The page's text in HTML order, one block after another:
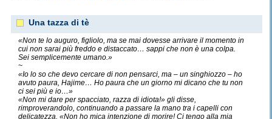
Una tazza di tè
«Non te lo auguro, figliolo, ma se mai dovesse arrivare il momento in
cui non sarai più freddo e distaccato… sappi che non è una colpa.
Sei semplicemente umano.»
~
«Io lo so che devo cercare di non pensarci, ma – un singhiozzo – ho
avuto paura, Hajime… Ho paura che un giorno mi dicano che tu non
ci sei più e io…»
«Non mi dare per spacciato, razza di idiota!» gli disse,
rimproverandolo, continuando a passare la mano tra i capelli con
delicatezza. «Non ho mica intenzione di morire! Ci tengo alla mia